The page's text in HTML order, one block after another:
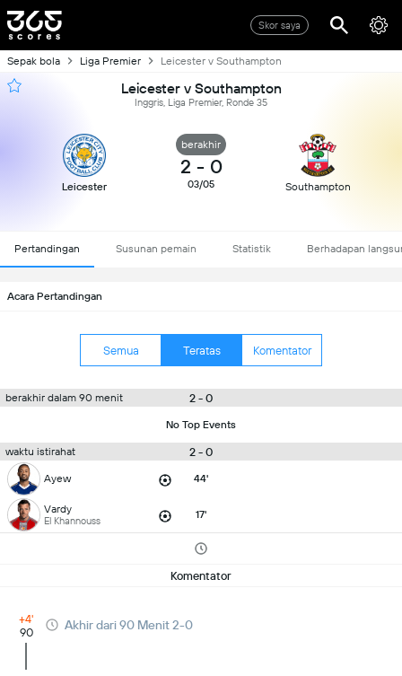
Skor saya
Sepak bola Liga Premier Leicester v Southampton
Leicester v Southampton
Inggris, Liga Premier, Ronde 35
Leicester
berakhir
2 - 0
03/05 Southampton
Pertandingan Susunan pemain Statistik Berhadapan
Acara Pertandingan
Semua Teratas Komentator
berakhir dalam 90 menit 2 - 0
No Top Events
waktu istirahat 2 - 0
Ayew 44'
Vardy
El Khannouss 17'
Komentator
+4'
90
Akhir dari 90 Menit 2-0